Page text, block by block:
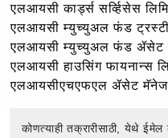
एलआयसी कार्ड्स सर्व्हिसेस
एलआयसी म्युच्युअल फंड ट्रस्टी
एलआयसी म्युच्युअल फंड ॲसेट
एलआयसी हाउसिंग फायनान्स
एलआयसीएचएफएल ॲसेट
कोणत्याही तक्रारीसाठी, येथे ईमेल